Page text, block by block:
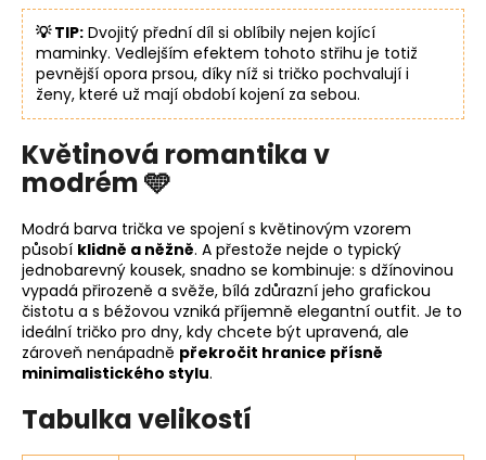
💡 TIP: Dvojitý přední díl si oblíbily nejen kojící
maminky. Vedlejším efektem tohoto střihu je totiž
pevnější opora prsou, díky níž si tričko pochvalují i
ženy, které už mají období kojení za sebou.
Květinová romantika v
modrém 🩵
Modrá barva trička ve spojení s květinovým vzorem
působí klidně a něžně. A přestože nejde o typický
jednobarevný kousek, snadno se kombinuje: s džínovinou
vypadá přirozeně a svěže, bílá zdůrazní jeho grafickou
čistotu a s béžovou vzniká příjemně elegantní outfit. Je to
ideální tričko pro dny, kdy chcete být upravená, ale
zároveň nenápadně překročit hranice přísně
minimalistického stylu.
Tabulka velikostí